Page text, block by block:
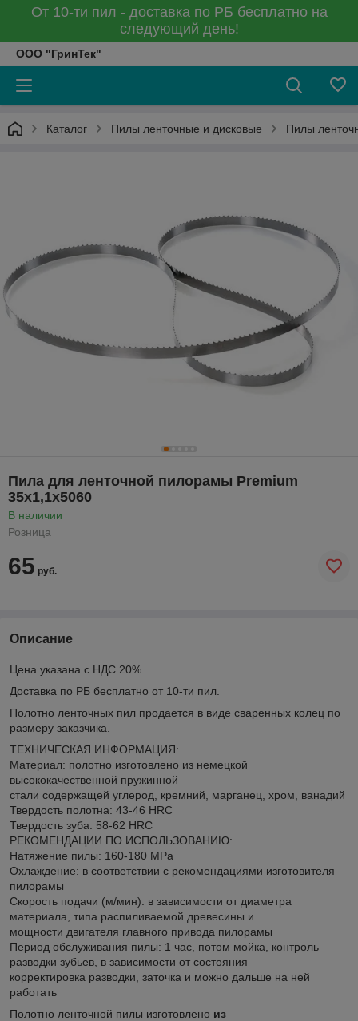
От 10-ти пил - доставка по РБ бесплатно на
следующий день!
ООО "ГринТек"
Каталог Пилы ленточные и дисковые Пилы
Пила для ленточной пилорамы Premium
35х1,1х5060
В наличии
Розница
65 руб.
Описание
Цена указана с НДС 20%
Доставка по РБ бесплатно от 10-ти пил.
Полотно ленточных пил продается в виде сваренных колец по
размеру заказчика.
ТЕХНИЧЕСКАЯ ИНФОРМАЦИЯ:
Материал: полотно изготовлено из немецкой
высококачественной пружинной
стали содержащей углерод, кремний, марганец, хром, ванадий
Твердость полотна: 43-46 HRC
Твердость зуба: 58-62 HRC
РЕКОМЕНДАЦИИ ПО ИСПОЛЬЗОВАНИЮ:
Натяжение пилы: 160-180 MPa
Охлаждение: в соответствии с рекомендациями изготовителя
пилорамы
Скорость подачи (м/мин): в зависимости от диаметра
материала, типа распиливаемой древесины и
мощности двигателя главного привода пилорамы
Период обслуживания пилы: 1 час, потом мойка, контроль
разводки зубьев, в зависимости от состояния
корректировка разводки, заточка и можно дальше на ней
работать
Полотно ленточной пилы изготовлено из